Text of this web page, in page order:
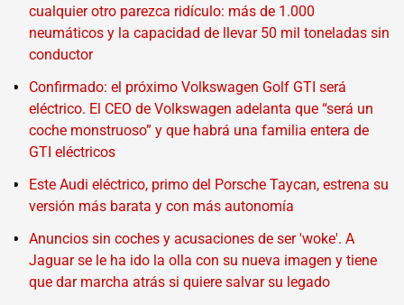
cualquier otro parezca ridículo: más de 1.000
neumáticos y la capacidad de llevar 50 mil toneladas sin
conductor
Confirmado: el próximo Volkswagen Golf GTI será
eléctrico. El CEO de Volkswagen adelanta que “será un
coche monstruoso” y que habrá una familia entera de
GTI eléctricos
Este Audi eléctrico, primo del Porsche Taycan, estrena su
versión más barata y con más autonomía
Anuncios sin coches y acusaciones de ser 'woke'. A
Jaguar se le ha ido la olla con su nueva imagen y tiene
que dar marcha atrás si quiere salvar su legado